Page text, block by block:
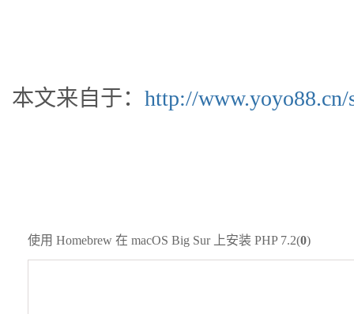
本文来自于： http://
使用 Homebrew 在 macOS Big Sur 上安装 PHP 7.2(0)